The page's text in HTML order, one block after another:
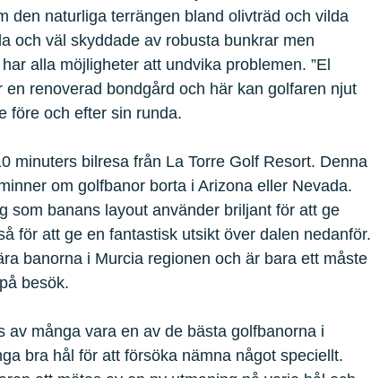
den naturliga terrängen bland olivträd och vilda
och väl skyddade av robusta bunkrar men
alla möjligheter att undvika problemen. ”El
en renoverad bondgård och här kan golfaren njut
före och efter sin runda.
minuters bilresa från La Torre Golf Resort. Denna
om golfbanor borta i Arizona eller Nevada.
som banans layout använder briljant för att ge
för att ge en fantastisk utsikt över dalen nedanför.
banorna i Murcia regionen och är bara ett måste
besök.
av många vara en av de bästa golfbanorna i
bra hål för att försöka nämna något speciellt.